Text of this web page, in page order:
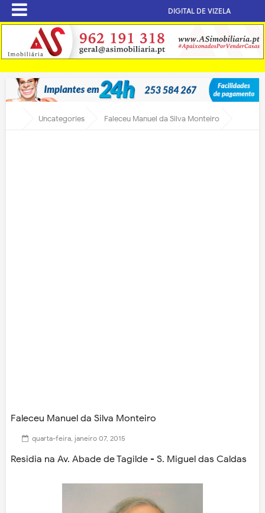
DIGITAL DE VIZELA
Uncategories Faleceu Manuel da Silva Monteiro
Faleceu Manuel da Silva Monteiro
quarta-feira, janeiro 07, 2015
Residia na Av. Abade de Tagilde - S. Miguel das Caldas